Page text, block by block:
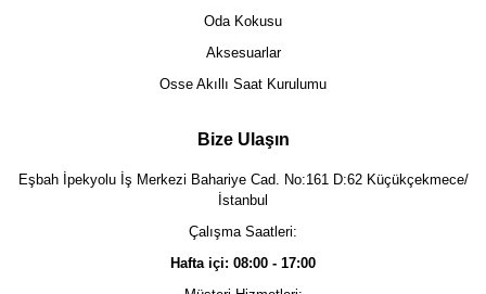
Oda Kokusu
Aksesuarlar
Osse Akıllı Saat Kurulumu
Bize Ulaşın
Eşbah İpekyolu İş Merkezi Bahariye Cad. No:161 D:62 Küçükçekmece/
İstanbul
Çalışma Saatleri:
Hafta içi: 08:00 - 17:00